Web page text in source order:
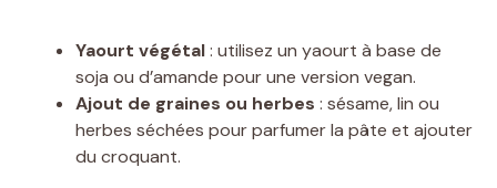
Yaourt végétal: utilisez un yaourt à base de
soja ou d’amande pour une version vegan.
Ajout de graines ou herbes : sésame, lin ou
herbes séchées pour parfumer la pâte et ajouter
du croquant.